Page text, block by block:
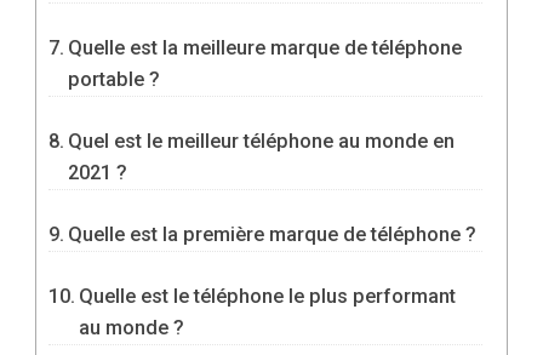
Quelle est la meilleure marque de téléphone
portable ?
Quel est le meilleur téléphone au monde en
2021 ?
Quelle est la première marque de téléphone ?
Quelle est le téléphone le plus performant
au monde ?